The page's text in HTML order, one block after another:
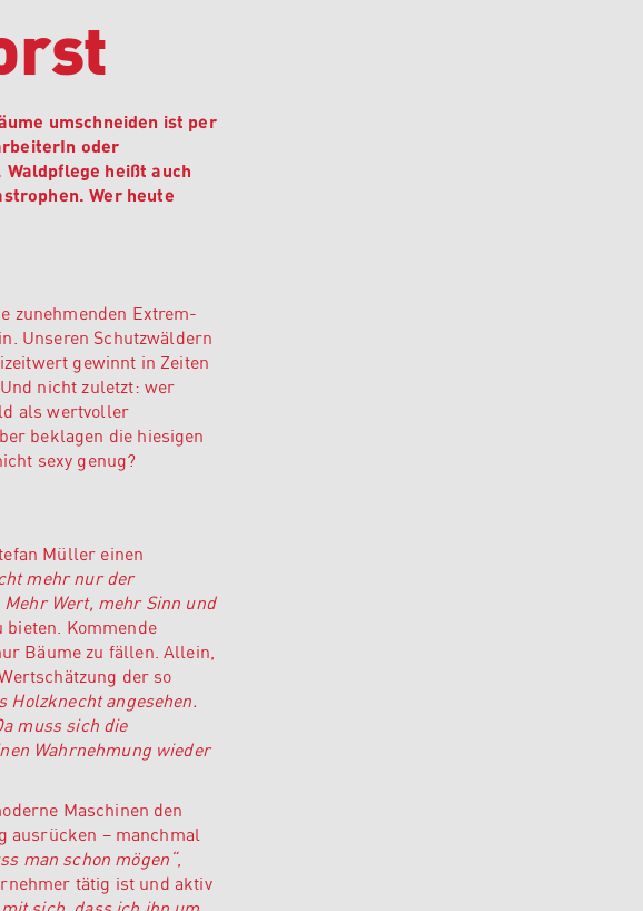
umschneiden ist per
oder
heißt auch
Wer heute
zunehmenden Extrem-
Unseren Schutzwäldern
gewinnt in Zeiten
nicht zuletzt: wer
als wertvoller
beklagen die hiesigen
sexy genug?
Müller einen
mehr nur der
Wert, mehr Sinn und
Kommende
Bäume zu fällen. Allein,
der so
Holzknecht angesehen.
muss sich die
Wahrnehmung wieder
Maschinen den
ausrücken – manchmal
man schon mögen“,
tätig ist und aktiv